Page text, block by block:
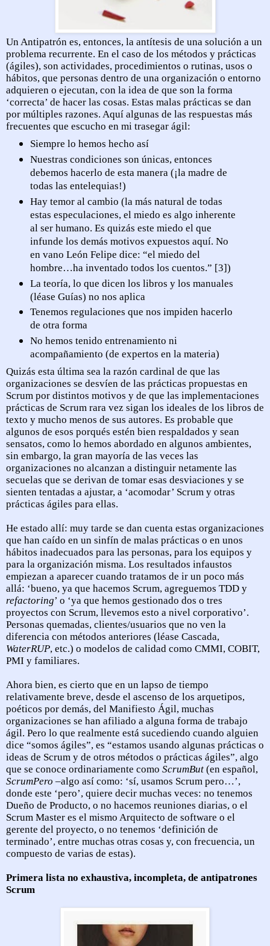
Un Antipatrón es, entonces, la antítesis de una solución a un
problema recurrente. En el caso de los métodos y prácticas
(ágiles), son actividades, procedimientos o rutinas, usos o
hábitos, que personas dentro de una organización o entorno
adquieren o ejecutan, con la idea de que son la forma
‘correcta’ de hacer las cosas. Estas malas prácticas se dan
por múltiples razones. Aquí algunas de las respuestas más
frecuentes que escucho en mi trasegar ágil:
Siempre lo hemos hecho así
Nuestras condiciones son únicas, entonces
debemos hacerlo de esta manera (¡la madre de
todas las entelequias!)
Hay temor al cambio (la más natural de todas
estas especulaciones, el miedo es algo inherente
al ser humano. Es quizás este miedo el que
infunde los demás motivos expuestos aquí. No
en vano León Felipe dice: “el miedo del
hombre…ha inventado todos los cuentos.” [3])
La teoría, lo que dicen los libros y los manuales
(léase Guías) no nos aplica
Tenemos regulaciones que nos impiden hacerlo
de otra forma
No hemos tenido entrenamiento ni
acompañamiento (de expertos en la materia)
Quizás esta última sea la razón cardinal de que las
organizaciones se desvíen de las prácticas propuestas en
Scrum por distintos motivos y de que las implementaciones
prácticas de Scrum rara vez sigan los ideales de los libros de
texto y mucho menos de sus autores. Es probable que
algunos de esos porqués estén bien respaldados y sean
sensatos, como lo hemos abordado en algunos ambientes,
sin embargo, la gran mayoría de las veces las
organizaciones no alcanzan a distinguir netamente las
secuelas que se derivan de tomar esas desviaciones y se
sienten tentadas a ajustar, a ‘acomodar’ Scrum y otras
prácticas ágiles para ellas.
He estado allí: muy tarde se dan cuenta estas organizaciones
que han caído en un sinfín de malas prácticas o en unos
hábitos inadecuados para las personas, para los equipos y
para la organización misma. Los resultados infaustos
empiezan a aparecer cuando tratamos de ir un poco más
allá: ‘bueno, ya que hacemos Scrum, agreguemos TDD y
refactoring’ o ‘ya que hemos gestionado dos o tres
proyectos con Scrum, llevemos esto a nivel corporativo’.
Personas quemadas, clientes/usuarios que no ven la
diferencia con métodos anteriores (léase Cascada,
WaterRUP, etc.) o modelos de calidad como CMMI, COBIT,
PMI y familiares.
Ahora bien, es cierto que en un lapso de tiempo
relativamente breve, desde el ascenso de los arquetipos,
poéticos por demás, del Manifiesto Ágil, muchas
organizaciones se han afiliado a alguna forma de trabajo
ágil. Pero lo que realmente está sucediendo cuando alguien
dice “somos ágiles”, es “estamos usando algunas prácticas o
ideas de Scrum y de otros métodos o prácticas ágiles”, algo
que se conoce ordinariamente como ScrumBut (en español,
ScrumPero –algo así como: ‘sí, usamos Scrum pero…’,
donde este ‘pero’, quiere decir muchas veces: no tenemos
Dueño de Producto, o no hacemos reuniones diarias, o el
Scrum Master es el mismo Arquitecto de software o el
gerente del proyecto, o no tenemos ‘definición de
terminado’, entre muchas otras cosas y, con frecuencia, un
compuesto de varias de estas).
Primera lista no exhaustiva, incompleta, de antipatrones
Scrum